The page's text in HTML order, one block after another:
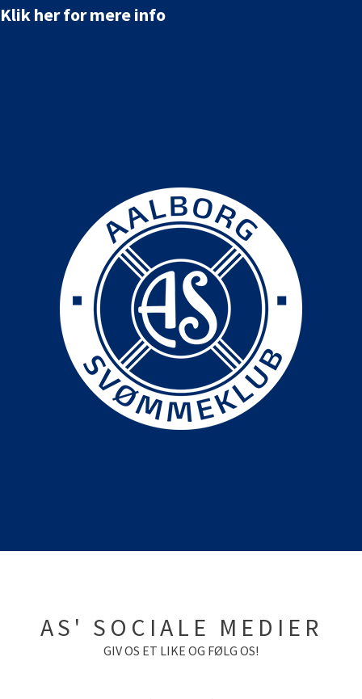
Klik her for mere info
AS' SOCIALE MEDIER
GIV OS ET LIKE OG FØLG OS!